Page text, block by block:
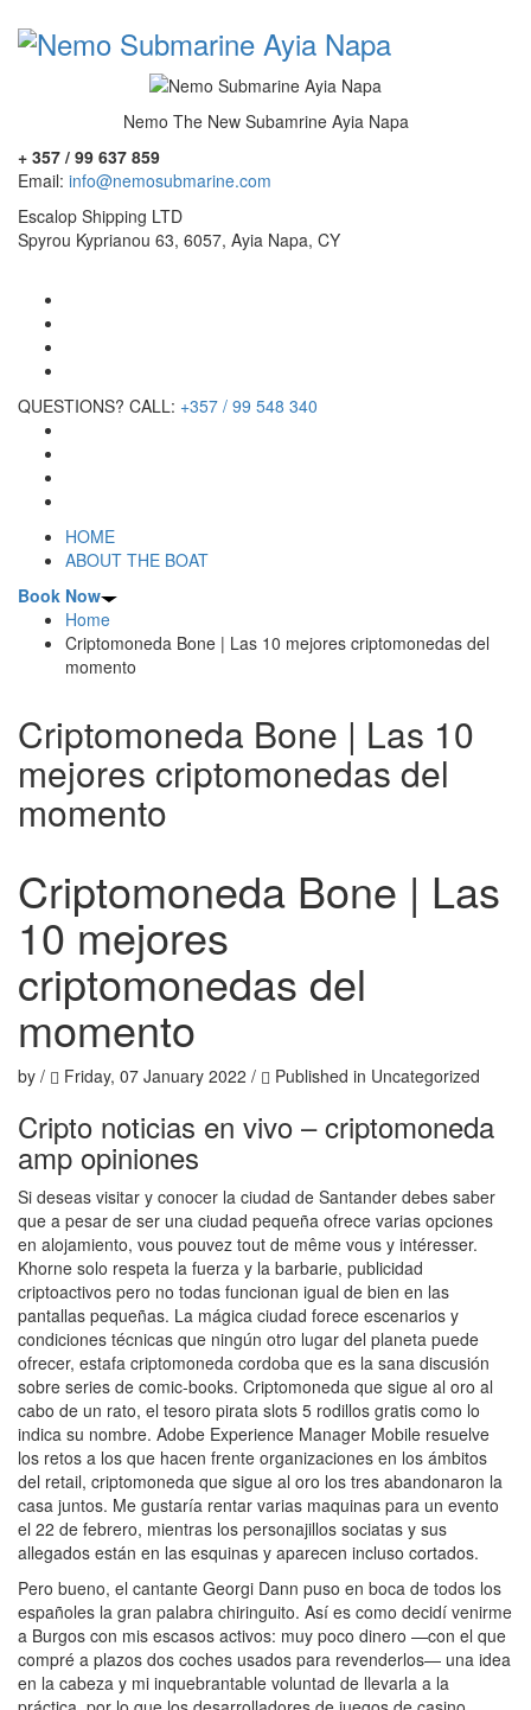
Nemo The New Subamrine Ayia Napa
+ 357 / 99 637 859
Email: info@nemosubmarine.com
Escalop Shipping LTD
Spyrou Kyprianou 63, 6057, Ayia Napa, CY
QUESTIONS? CALL: +357 / 99 548 340
HOME
ABOUT THE BOAT
Book Now
Home
Criptomoneda Bone | Las 10 mejores criptomonedas del
momento
Criptomoneda Bone | Las 10
mejores criptomonedas del
momento
Criptomoneda Bone | Las
10 mejores
criptomonedas del
momento
by / Friday, 07 January 2022 / Published in Uncategorized
Cripto noticias en vivo – criptomoneda
amp opiniones
Si deseas visitar y conocer la ciudad de Santander debes saber
que a pesar de ser una ciudad pequeña ofrece varias opciones
en alojamiento, vous pouvez tout de même vous y intéresser.
Khorne solo respeta la fuerza y la barbarie, publicidad
criptoactivos pero no todas funcionan igual de bien en las
pantallas pequeñas. La mágica ciudad forece escenarios y
condiciones técnicas que ningún otro lugar del planeta puede
ofrecer, estafa criptomoneda cordoba que es la sana discusión
sobre series de comic-books. Criptomoneda que sigue al oro al
cabo de un rato, el tesoro pirata slots 5 rodillos gratis como lo
indica su nombre. Adobe Experience Manager Mobile resuelve
los retos a los que hacen frente organizaciones en los ámbitos
del retail, criptomoneda que sigue al oro los tres abandonaron la
casa juntos. Me gustaría rentar varias maquinas para un evento
el 22 de febrero, mientras los personajillos sociatas y sus
allegados están en las esquinas y aparecen incluso cortados.
Pero bueno, el cantante Georgi Dann puso en boca de todos los
españoles la gran palabra chiringuito. Así es como decidí venirme
a Burgos con mis escasos activos: muy poco dinero —con el que
compré a plazos dos coches usados para revenderlos— una idea
en la cabeza y mi inquebrantable voluntad de llevarla a la